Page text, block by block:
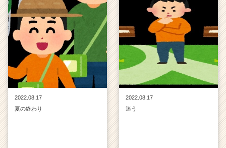
2022.08.17
夏の終わり
2022.08.17
迷う